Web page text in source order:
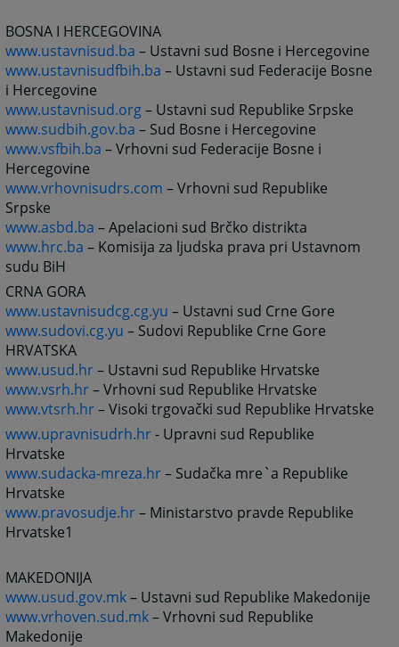
BOSNA I HERCEGOVINA
www.ustavnisud.ba – Ustavni sud Bosne i Hercegovine
www.ustavnisudfbih.ba – Ustavni sud Federacije Bosne
i Hercegovine
www.ustavnisud.org– Ustavni sud Republike Srpske
www.sudbih.gov.ba – Sud Bosne i Hercegovine
www.vsfbih.ba – Vrhovni sud Federacije Bosne i
Hercegovine
www.vrhovnisudrs.com – Vrhovni sud Republike
Srpske
www.asbd.ba – Apelacioni sud Brčko distrikta
www.hrc.ba – Komisija za ljudska prava pri Ustavnom
sudu BiH
CRNA GORA
www.ustavnisudcg.cg.yu – Ustavni sud Crne Gore
www.sudovi.cg.yu – Sudovi Republike Crne Gore
HRVATSKA
www.usud.hr– Ustavni sud Republike Hrvatske
www.vsrh.hr– Vrhovni sud Republike Hrvatske
www.vtsrh.hr– Visoki trgovački sud Republike Hrvatske
www.upravnisudrh.hr- Upravni sud Republike
Hrvatske
www.sudacka-mreza.hr– Sudačka mre`a Republike
Hrvatske
www.pravosudje.hr– Ministarstvo pravde Republike
Hrvatske1
MAKEDONIJA
www.usud.gov.mk– Ustavni sud Republike Makedonije
www.vrhoven.sud.mk– Vrhovni sud Republike
Makedonije